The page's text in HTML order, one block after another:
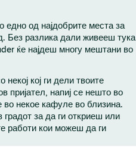
едно од најдобрите места за
Без разлика дали живееш тука
ќе најдеш многу мештани во
кој ги дели твоите
пријател, напиј се нешто во
некое кафуле во близина.
градот за да ги откриеш или
работи кои можеш да ги